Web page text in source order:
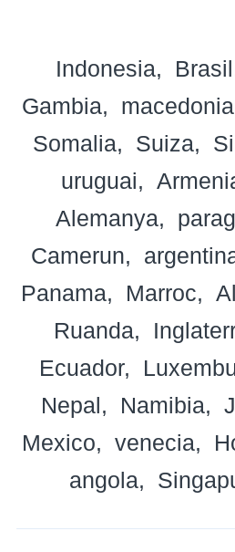
Indonesia Brasil
Gambia
macedonia
Somalia
Suiza
uruguai
Alemanya
Camerun
Panama
Marroc
Ruanda
Ecuador
Nepal
Namibia
Mexico
venecia
angola